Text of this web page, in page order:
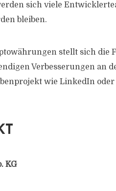
sich viele
bleiben.
stellt sich die
Verbesserungen an
wie LinkedIn oder
KG